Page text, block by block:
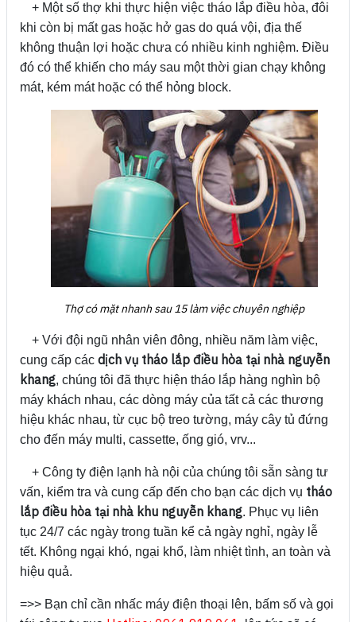
+ Một số thợ khi thực hiện việc tháo lắp điều hòa, đôi
khi còn bị mất gas hoặc hở gas do quá vội, địa thế
không thuận lợi hoặc chưa có nhiều kinh nghiệm. Điều
đó có thể khiến cho máy sau một thời gian chạy không
mát, kém mát hoặc có thể hỏng block.
Thợ có mặt nhanh sau 15 làm việc chuyên nghiệp
+ Với đội ngũ nhân viên đông, nhiều năm làm việc,
cung cấp các dịch vụ tháo lắp điều hòa tại nhà nguyễn
khang, chúng tôi đã thực hiện tháo lắp hàng nghìn bộ
máy khách nhau, các dòng máy của tất cả các thương
hiệu khác nhau, từ cục bộ treo tường, máy cây tủ đứng
cho đến máy multi, cassette, ống gió, vrv...
+ Công ty điện lạnh hà nội của chúng tôi sẵn sàng tư
vấn, kiểm tra và cung cấp đến cho bạn các dịch vụ tháo
lắp điều hòa tại nhà khu nguyễn khang. Phục vụ liên
tục 24/7 các ngày trong tuần kể cả ngày nghỉ, ngày lễ
tết. Không ngại khó, ngại khổ, làm nhiệt tình, an toàn và
hiệu quả.
=>> Bạn chỉ cần nhấc máy điện thoại lên, bấm số và gọi